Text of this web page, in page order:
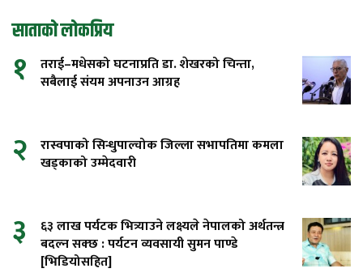
साताको लोकप्रिय
१
तराई–मधेसको घटनाप्रति डा. शेखरको चिन्ता,
सबैलाई संयम अपनाउन आग्रह
२
रास्वपाको सिन्धुपाल्चोक जिल्ला सभापतिमा कमला
खड्काको उम्मेदवारी
३
६३ लाख पर्यटक भित्र्याउने लक्ष्यले नेपालको अर्थतन्त्र
बदल्न सक्छ : पर्यटन व्यवसायी सुमन पाण्डे
[भिडियोसहित]